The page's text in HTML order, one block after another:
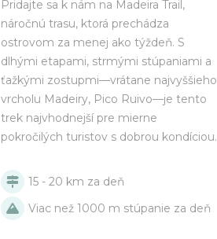
Pridajte sa k nám na Madeira Trail,
náročnú trasu, ktorá prechádza
ostrovom za menej ako týždeň. S
dlhými etapami, strmými stúpaniami a
ťažkými zostupmi—vrátane najvyššieho
vrcholu Madeiry, Pico Ruivo—je tento
trek najvhodnejší pre mierne
pokročilých turistov s dobrou kondíciou.
15 - 20 km za deň
Viac než 1000 m stúpanie za deň